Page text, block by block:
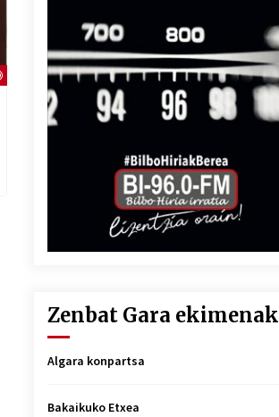
Zenbat Gara ekimenak
Algara konpartsa
Bakaikuko Etxea